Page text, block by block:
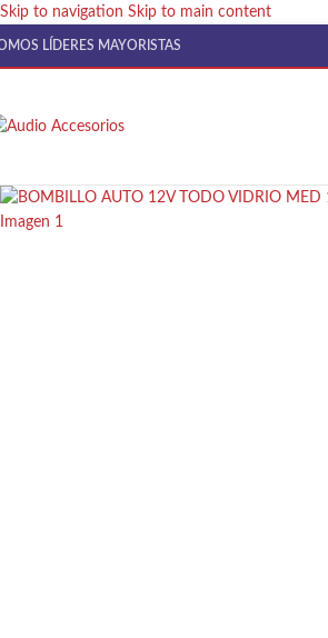
Skip to navigation Skip to main content
LÍDERES MAYORISTAS